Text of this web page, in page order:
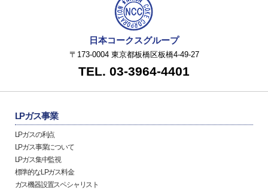
日本コークスグループ
〒173-0004 東京都板橋区板橋4-49-27
TEL. 03-3964-4401
LPガス事業
LPガスの利点
LPガス事業について
LPガス集中監視
標準的なLPガス料金
ガス機器設置スペシャリスト